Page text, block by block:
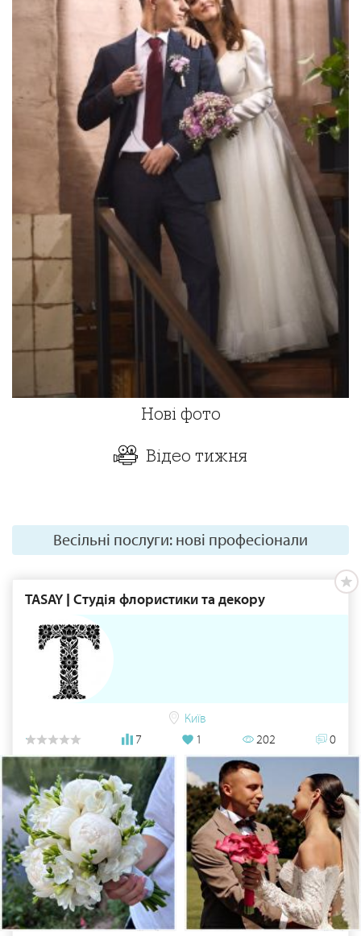
Нові фото
Відео тижня
Весільні послуги: нові професіонали
TASAY | Студія флористики та декору
Київ
7
1 202 0